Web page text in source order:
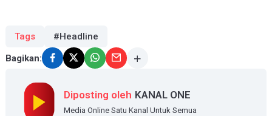
Tags #Headline
Bagikan:
Diposting oleh KANAL ONE
Media Online Satu Kanal Untuk Semua